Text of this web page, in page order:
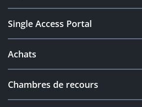
Single Access Portal
Achats
Chambres de recours